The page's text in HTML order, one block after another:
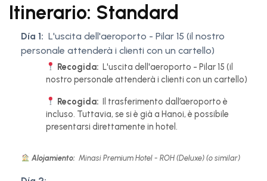
Itinerario: Standard
Día 1: L'uscita dell'aeroporto - Pilar 15 (il nostro
personale attenderà i clienti con un cartello)
Recogida: L'uscita dell'aeroporto - Pilar 15 (il
nostro personale attenderà i clienti con un cartello)
Recogida: Il trasferimento dall’aeroporto è
incluso. Tuttavia, se si è già a Hanoi, è possibile
presentarsi direttamente in hotel.
Alojamiento: Minasi Premium Hotel - ROH (Deluxe) (o similar)